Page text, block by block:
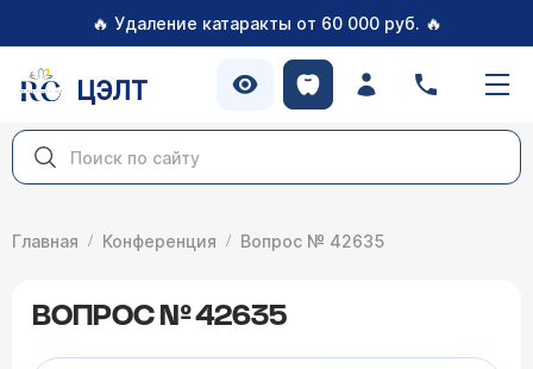
🔥 Удаление катаракты от 60 000 руб. 🔥
ЦЭЛТ
Главная Конференция Вопрос № 42635
ВОПРОС № 42635